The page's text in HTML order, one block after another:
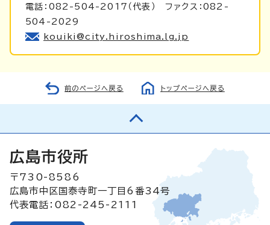
電話：082-504-2017（代表） ファクス：082-
504-2029
kouiki@city.hiroshima.lg.jp
前のページへ戻る トップページへ戻る
広島市役所
〒730-8586
広島市中区国泰寺町一丁目6番34号
代表電話：082-245-2111